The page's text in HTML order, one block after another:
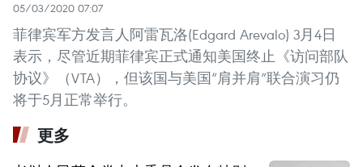
05/03/2020 07:07
菲律宾军方发言人阿雷瓦洛(Edgard Arevalo) 3月4日
表示，尽管近期菲律宾正式通知美国终止《访问部队
协议》（VTA），但该国与美国“肩并肩”联合演习仍
将于5月正常举行。
更多